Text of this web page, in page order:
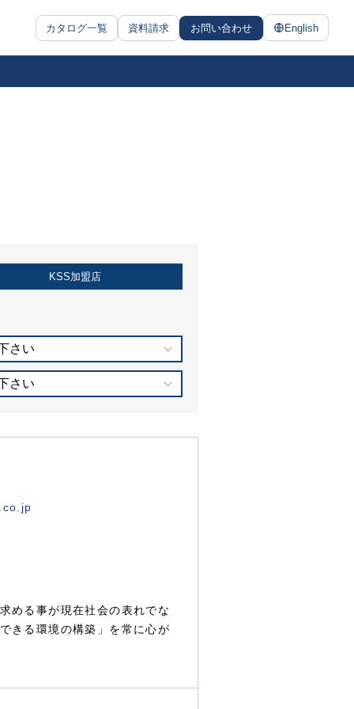
カタログ一覧 資料請求 お問い合わせ English
KSS加盟店
さい
さい
める事が現在社会の表れでな
きる環境の構築」を常に心が